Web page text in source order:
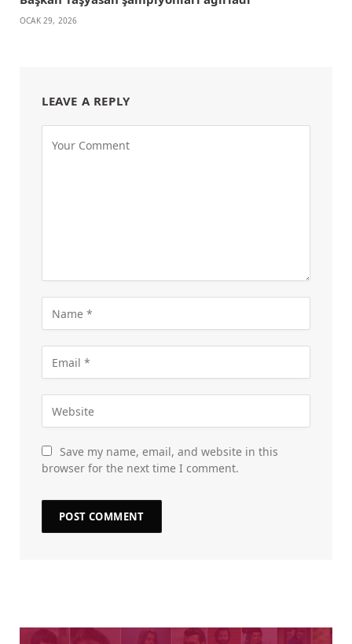
OCAK 29, 2026
LEAVE A REPLY
Save my name, email, and website in this
browser for the next time I comment.